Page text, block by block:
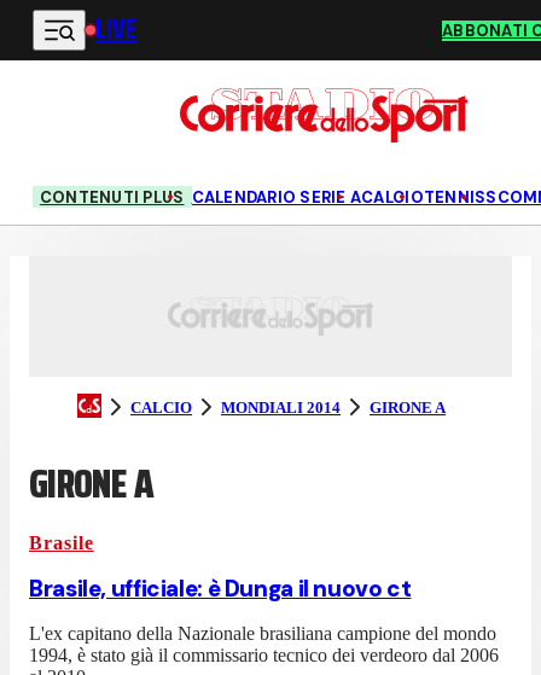
Vai al contenuto principale
LIVE ABBONATI
CONTENUTI PLUS CALENDARIO SERIE ACALCIOTENNIS
CALCIO MONDIALI 2014 GIRONE A
GIRONE A
Brasile
Brasile, ufficiale: è Dunga il nuovo ct
L'ex capitano della Nazionale brasiliana campione del mondo
1994, è stato già il commissario tecnico dei verdeoro dal 2006